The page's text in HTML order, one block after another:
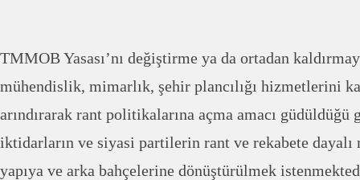
TMMOB Yasası’nı değiştirme ya da ortadan
mühendislik, mimarlık, şehir plancılığı hizmetlerini
arındırarak rant politikalarına açma amacı
iktidarların ve siyasi partilerin rant ve rekabete dayalı
yapıya ve arka bahçelerine dönüştürülmek